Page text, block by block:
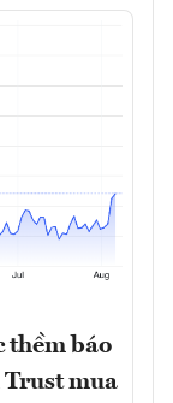
thềm báo
Trust mua